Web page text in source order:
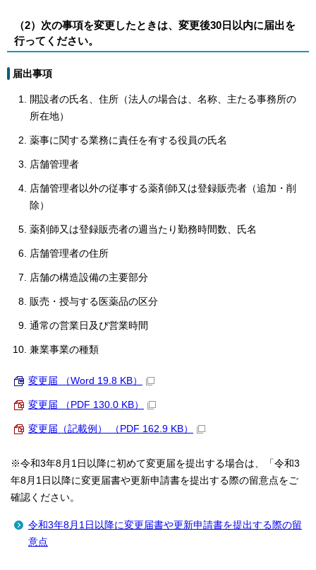
（2）次の事項を変更したときは、変更後30日以内に届出を
行ってください。
届出事項
開設者の氏名、住所（法人の場合は、名称、主たる事務所の
所在地）
薬事に関する業務に責任を有する役員の氏名
店舗管理者
店舗管理者以外の従事する薬剤師又は登録販売者（追加・削
除）
薬剤師又は登録販売者の週当たり勤務時間数、氏名
店舗管理者の住所
店舗の構造設備の主要部分
販売・授与する医薬品の区分
通常の営業日及び営業時間
兼業事業の種類
変更届 （Word 19.8 KB）
変更届 （PDF 130.0 KB）
変更届（記載例） （PDF 162.9 KB）
※令和3年8月1日以降に初めて変更届を提出する場合は、「令和3
年8月1日以降に変更届書や更新申請書を提出する際の留意点をご
確認ください。
令和3年8月1日以降に変更届書や更新申請書を提出する際の留
意点